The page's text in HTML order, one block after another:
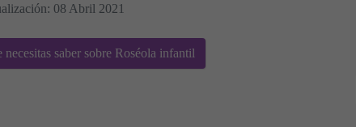
08 Abril 2021
saber sobre Roséola infantil